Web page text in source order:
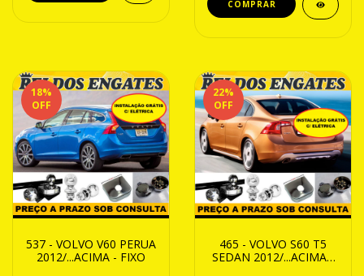
18%
OFF
537 - VOLVO V60 PERUA
2012/...ACIMA - FIXO
22%
OFF
465 - VOLVO S60 T5
SEDAN 2012/...ACIMA -